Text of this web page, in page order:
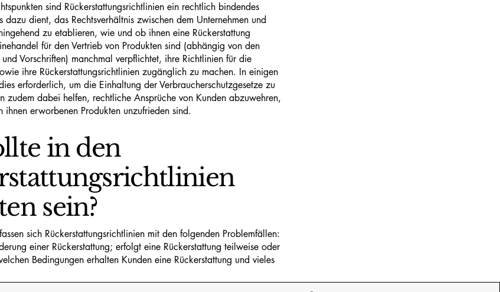
sind Rückerstattungsrichtlinien ein rechtlich bindendes
dazu dient, das Rechtsverhältnis zwischen dem Unternehmen und
zu etablieren, wie und ob ihnen eine Rückerstattung
für den Vertrieb von Produkten sind (abhängig von den
Vorschriften) manchmal verpflichtet, ihre Richtlinien für die
ihre Rückerstattungsrichtlinien zugänglich zu machen. In einigen
erforderlich, um die Einhaltung der Verbraucherschutzgesetze zu
zudem dabei helfen, rechtliche Ansprüche von Kunden abzuwehren,
ihnen erworbenen Produkten unzufrieden sind.
in den
sein?
sich Rückerstattungsrichtlinien mit den folgenden Problemfällen:
einer Rückerstattung; erfolgt eine Rückerstattung teilweise oder
Bedingungen erhalten Kunden eine Rückerstattung und vieles